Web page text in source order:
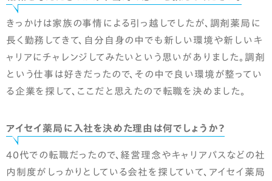
きっかけは家族の事情による引っ越しでしたが、調剤薬局に
長く勤務してきて、自分自身の中でも新しい環境や新しいキ
ャリアにチャレンジしてみたいという思いがありました。調剤
という仕事は好きだったので、その中で良い環境が整ってい
る企業を探して、ここだと思えたので転職を決めました。
アイセイ薬局に入社を決めた理由は何でしょうか？
40代での転職だったので、経営理念やキャリアパスなどの社
内制度がしっかりとしている会社を探していて、アイセイ薬局